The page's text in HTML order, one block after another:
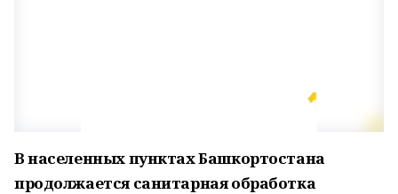
В населенных пунктах Башкортостана
продолжается санитарная обработка